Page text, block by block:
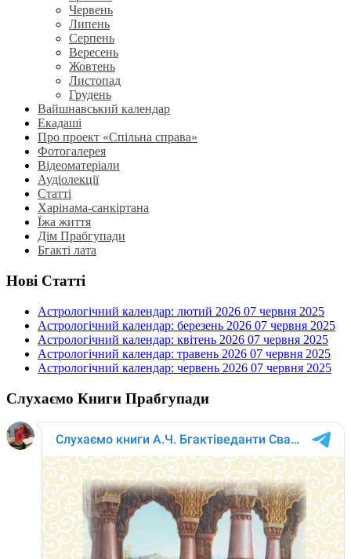
Червень
Липень
Серпень
Вересень
Жовтень
Листопад
Грудень
Вайшнавський календар
Екадаші
Про проект «Спільна справа»
Фотогалерея
Відеоматеріали
Аудіолекції
Статті
Харінама-санкіртана
Їжа життя
Дім Прабгупади
Бгакті лата
Нові Статті
Астрологічний календар: лютий 2026 07 червня 2025
Астрологічний календар: березень 2026 07 червня 2025
Астрологічний календар: квітень 2026 07 червня 2025
Астрологічний календар: травень 2026 07 червня 2025
Астрологічний календар: червень 2026 07 червня 2025
Слухаємо Книги Прабгупади